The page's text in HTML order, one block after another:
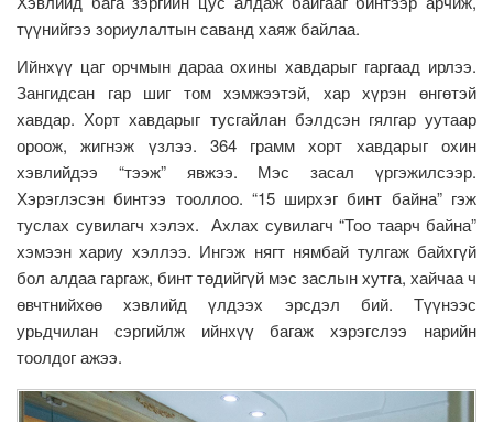
түүнийгээ зориулалтын саванд хаяж байлаа.
Ийнхүү цаг орчмын дараа охины хавдарыг гаргаад ирлээ.
Зангидсан гар шиг том хэмжээтэй, хар хүрэн өнгөтэй
хавдар. Хорт хавдарыг тусгайлан бэлдсэн гялгар уутаар
ороож, жигнэж үзлээ. 364 грамм хорт хавдарыг охин
хэвлийдээ “тээж” явжээ. Мэс засал үргэжилсээр.
Хэрэглэсэн бинтээ тооллоо. “15 ширхэг бинт байна” гэж
туслах сувилагч хэлэх. Ахлах сувилагч “Тоо таарч байна”
хэмээн хариу хэллээ. Ингэж нягт нямбай тулгаж байхгүй
бол алдаа гаргаж, бинт төдийгүй мэс заслын хутга, хайчаа ч
өвчтнийхөө хэвлийд үлдээх эрсдэл бий. Түүнээс
урьдчилан сэргийлж ийнхүү багаж хэрэгслээ нарийн
тоолдог ажээ.